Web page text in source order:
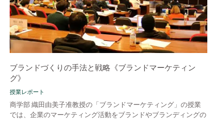
ブランドづくりの手法と戦略《ブランドマーケティン
グ》
授業レポート
商学部 織田由美子准教授の「ブランドマーケティング」の授業
では、企業のマーケティング活動をブランドやブランディングの